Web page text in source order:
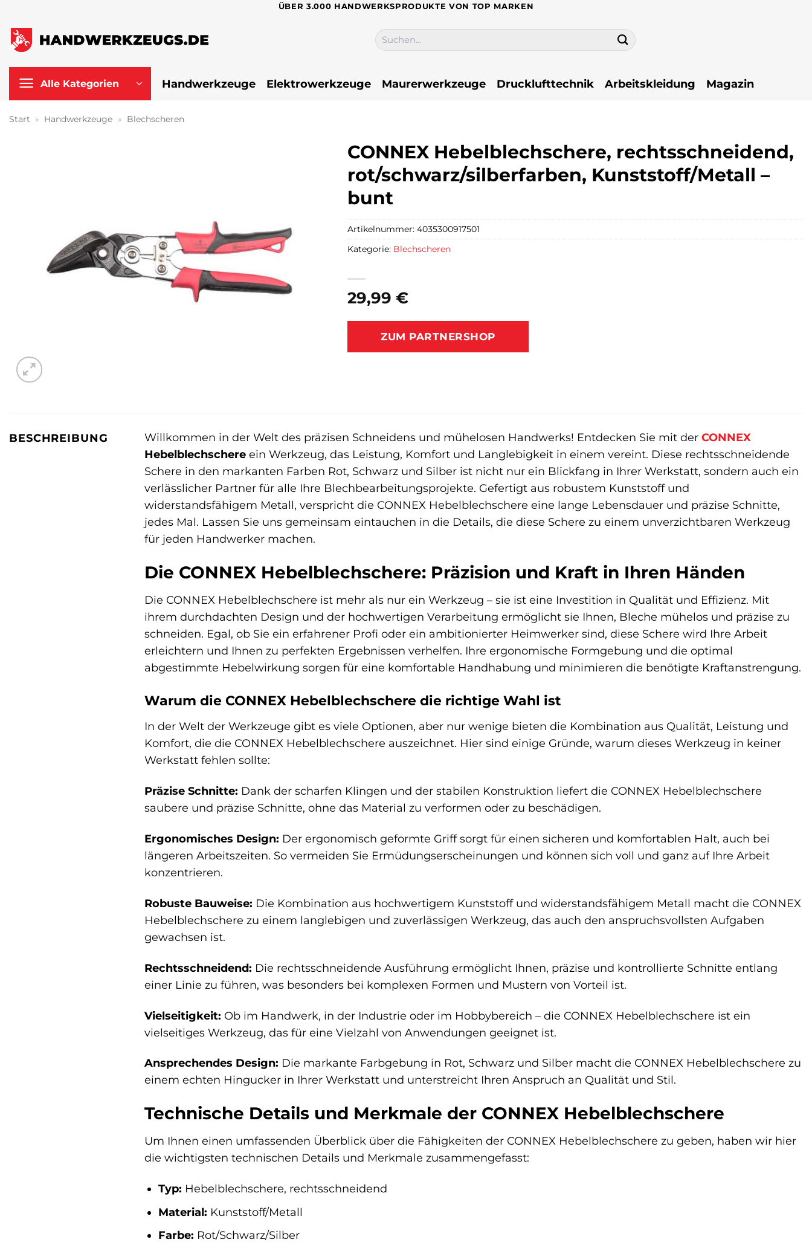
springen
ÜBER 3.000 HANDWERKSPRODUKTE VON TOP MARKEN
Suchen
nach:
Alle Kategorien Handwerkzeuge Elektrowerkzeuge Maurerwerkzeuge Drucklufttechnik Arbeitskleidung Magazin
Start » Handwerkzeuge » Blechscheren
CONNEX Hebelblechschere, rechtsschneidend,
rot/schwarz/silberfarben, Kunststoff/Metall –
bunt
29,99 €
ZUM PARTNERSHOP
Artikelnummer: 4035300917501
Kategorie: Blechscheren
BESCHREIBUNG Willkommen in der Welt des präzisen Schneidens und mühelosen Handwerks! Entdecken Sie mit der CONNEX
Hebelblechschere ein Werkzeug, das Leistung, Komfort und Langlebigkeit in einem vereint. Diese rechtsschneidende
Schere in den markanten Farben Rot, Schwarz und Silber ist nicht nur ein Blickfang in Ihrer Werkstatt, sondern auch ein
verlässlicher Partner für alle Ihre Blechbearbeitungsprojekte. Gefertigt aus robustem Kunststoff und
widerstandsfähigem Metall, verspricht die CONNEX Hebelblechschere eine lange Lebensdauer und präzise Schnitte,
jedes Mal. Lassen Sie uns gemeinsam eintauchen in die Details, die diese Schere zu einem unverzichtbaren Werkzeug
für jeden Handwerker machen.
Die CONNEX Hebelblechschere: Präzision und Kraft in Ihren Händen
Die CONNEX Hebelblechschere ist mehr als nur ein Werkzeug – sie ist eine Investition in Qualität und Effizienz. Mit
ihrem durchdachten Design und der hochwertigen Verarbeitung ermöglicht sie Ihnen, Bleche mühelos und präzise zu
schneiden. Egal, ob Sie ein erfahrener Profi oder ein ambitionierter Heimwerker sind, diese Schere wird Ihre Arbeit
erleichtern und Ihnen zu perfekten Ergebnissen verhelfen. Ihre ergonomische Formgebung und die optimal
abgestimmte Hebelwirkung sorgen für eine komfortable Handhabung und minimieren die benötigte Kraftanstrengung.
Warum die CONNEX Hebelblechschere die richtige Wahl ist
In der Welt der Werkzeuge gibt es viele Optionen, aber nur wenige bieten die Kombination aus Qualität, Leistung und
Komfort, die die CONNEX Hebelblechschere auszeichnet. Hier sind einige Gründe, warum dieses Werkzeug in keiner
Werkstatt fehlen sollte:
Präzise Schnitte: Dank der scharfen Klingen und der stabilen Konstruktion liefert die CONNEX Hebelblechschere
saubere und präzise Schnitte, ohne das Material zu verformen oder zu beschädigen.
Ergonomisches Design: Der ergonomisch geformte Griff sorgt für einen sicheren und komfortablen Halt, auch bei
längeren Arbeitszeiten. So vermeiden Sie Ermüdungserscheinungen und können sich voll und ganz auf Ihre Arbeit
konzentrieren.
Robuste Bauweise: Die Kombination aus hochwertigem Kunststoff und widerstandsfähigem Metall macht die CONNEX
Hebelblechschere zu einem langlebigen und zuverlässigen Werkzeug, das auch den anspruchsvollsten Aufgaben
gewachsen ist.
Rechtsschneidend: Die rechtsschneidende Ausführung ermöglicht Ihnen, präzise und kontrollierte Schnitte entlang
einer Linie zu führen, was besonders bei komplexen Formen und Mustern von Vorteil ist.
Vielseitigkeit: Ob im Handwerk, in der Industrie oder im Hobbybereich – die CONNEX Hebelblechschere ist ein
vielseitiges Werkzeug, das für eine Vielzahl von Anwendungen geeignet ist.
Ansprechendes Design: Die markante Farbgebung in Rot, Schwarz und Silber macht die CONNEX Hebelblechschere zu
einem echten Hingucker in Ihrer Werkstatt und unterstreicht Ihren Anspruch an Qualität und Stil.
Technische Details und Merkmale der CONNEX Hebelblechschere
Um Ihnen einen umfassenden Überblick über die Fähigkeiten der CONNEX Hebelblechschere zu geben, haben wir hier
die wichtigsten technischen Details und Merkmale zusammengefasst:
Typ: Hebelblechschere, rechtsschneidend
Material: Kunststoff/Metall
Farbe: Rot/Schwarz/Silber